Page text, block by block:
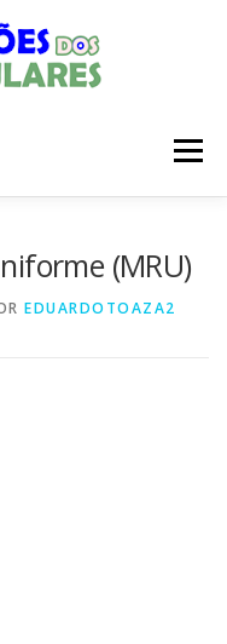
Menu
(MRU)
EDUARDOTOAZA2